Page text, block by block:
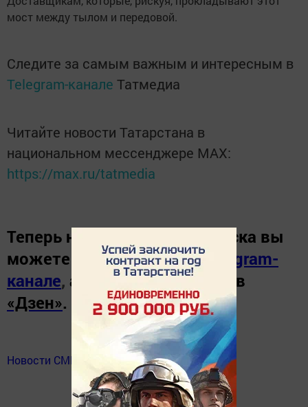
мост между тылом и передовой.
Следите за самым важным и интересным в
Telegram-канале Татмедиа
Читайте новости Татарстана в
национальном мессенджере MАХ:
https://max.ru/tatmedia
Теперь новости Зеленодольска вы
можете узнать в нашемTelegram-
канале, а также читайте нас в
«Дзен».
Новости СМИ2